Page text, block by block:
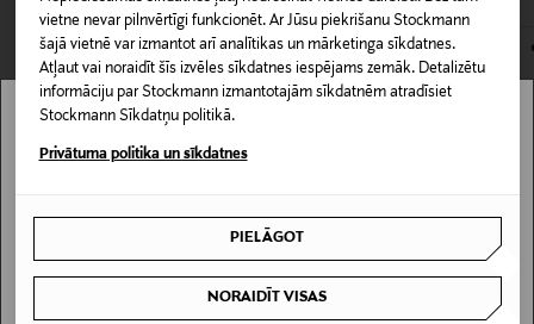
vietne nevar pilnvērtīgi funkcionēt. Ar Jūsu piekrišanu Stockmann
šajā vietnē var izmantot arī analītikas un mārketinga sīkdatnes.
Atļaut vai noraidīt šīs izvēles sīkdatnes iespējams zemāk. Detalizētu
informāciju par Stockmann izmantotajām sīkdatnēm atradīsiet
Stockmann Sīkdatņu politikā.
Privātuma politika un sīkdatnes
PIELĀGOT
NORAIDĪT VISAS
142176885
Iepakojuma izmērs
200 ml
Visiem ādas tipiem
Krāsa
kas tiek atdoti atpakaļ, ir jābūt to sākotnējā neatvērtajā
iepakojumā.
PREČU ATGRIEŠANAS POLITIKA
Stockmann nav pieejams tavā valstī.
I UNDERSTAND